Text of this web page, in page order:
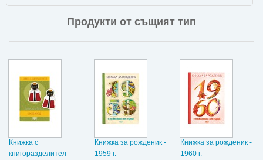
Продукти от същият тип
Книжка с
книгоразделител -
Книжка за рожденик -
1959 г.
Книжка за рожденик -
1960 г.